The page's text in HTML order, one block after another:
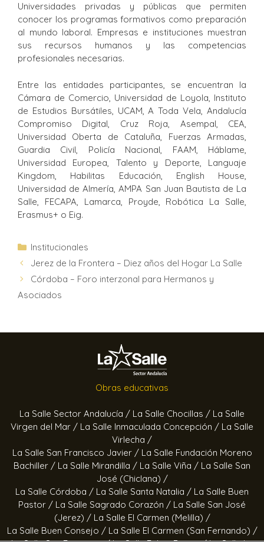
Universidades privadas y públicas que permiten
conocer los programas formativos como preparación
al mundo laboral. Empresas e instituciones muestran
sus recursos humanos y las competencias
profesionales necesarias.
Entre las entidades participantes, se encuentran la
Cámara de Comercio, Universidad de Loyola, Instituto
de Estudios Bursátiles, UCAM, A Toda Vela, Andalucía
Compromiso Digital, Cruz Roja, Asempal, CEA,
Universidad Oberta de Cataluña, Fuerzas Armadas,
Guardia Civil, Policía Nacional, FAAM, Háblame,
Universidad Europea, Talento y Deporte, Languaje
Kingdom, Habilitas Educación, English House,
Universidad de Almería, AMPA San Juan Bautista de La
Salle, FECAPA, Lamarca, Proyde, Robótica La Salle,
Erasmus+ o Eig.
Institucionales
Jerez de la Frontera – Diez años del Hogar La Salle
Córdoba – Foro interzonal para Hermanos y
Asociados
Obras educativas
La Salle Sector Andalucía / La Salle Chocillas / La Salle
Virgen del Mar / La Salle Inmaculada Concepción / La Salle
Virlecha /
La Salle San Francisco Javier / La Salle Fundación Moreno
Bachiller / La Salle Mirandilla / La Salle Viña / La Salle San
José (Chiclana) /
La Salle Córdoba / La Salle Santa Natalia / La Salle Buen
Pastor / La Salle Sagrado Corazón / La Salle San José
(Jerez) / La Salle El Carmen (Melilla) /
La Salle Buen Consejo / La Salle El Carmen (San Fernando) /